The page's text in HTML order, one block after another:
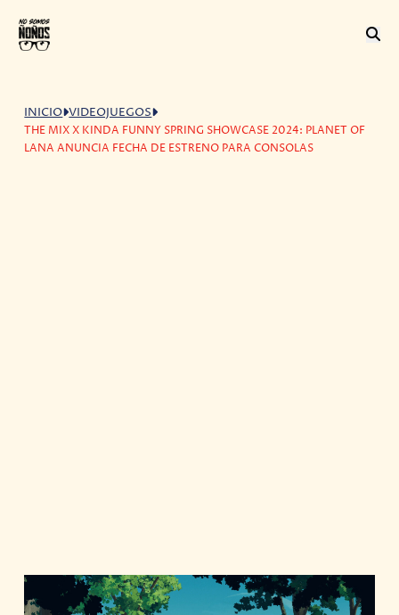
INICIO VIDEOJUEGOS
THE MIX X KINDA FUNNY SPRING SHOWCASE 2024: PLANET OF
LANA ANUNCIA FECHA DE ESTRENO PARA CONSOLAS